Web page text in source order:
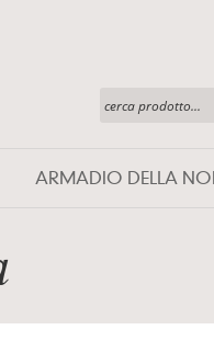
ARMADIO DELLA